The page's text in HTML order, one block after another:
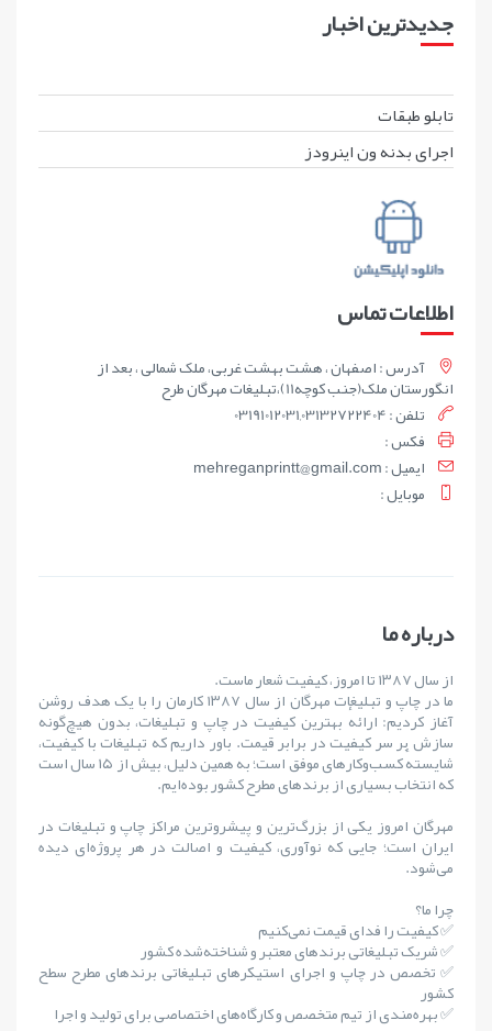
جدیدترین اخبار
تابلو طبقات
اجرای بدنه ون اینرودز
اطلاعات تماس
آدرس : اصفهان ، هشت بهشت غربی، ملک شمالی ، بعد از
انگورستان ملک(جنب کوچه11)،تبلیغات مهرگان طرح
تلفن : 03191012031,03132722404
فکس :
ايميل : mehreganprintt@gmail.com
موبايل :
درباره ما
از سال ۱۳۸۷ تا امروز، کیفیت شعار ماست.
ما در چاپ و تبلیغات مهرگان از سال ۱۳۸۷ کارمان را با یک هدف روشن
آغاز کردیم: ارائهٔ بهترین کیفیت در چاپ و تبلیغات، بدون هیچ‌گونه
سازش بر سر کیفیت در برابر قیمت. باور داریم که تبلیغات با کیفیت،
شایستهٔ کسب‌وکارهای موفق است؛ به همین دلیل، بیش از ۱۵ سال است
که انتخاب بسیاری از برندهای مطرح کشور بوده‌ایم.
مهرگان امروز یکی از بزرگ‌ترین و پیشروترین مراکز چاپ و تبلیغات در
ایران است؛ جایی که نوآوری، کیفیت و اصالت در هر پروژه‌ای دیده
می‌شود.
چرا ما؟
✅ کیفیت را فدای قیمت نمی‌کنیم
✅ شریک تبلیغاتی برندهای معتبر و شناخته‌شده کشور
✅ تخصص در چاپ و اجرای استیکرهای تبلیغاتی برندهای مطرح سطح
کشور
✅ بهره‌مندی از تیم متخصص و کارگاه‌های اختصاصی برای تولید و اجرا